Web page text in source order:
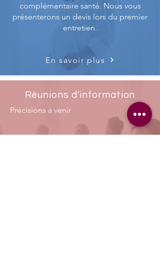
complémentaire santé. Nous vous
présenterons un devis lors du premier
entretien.
En savoir plus
Réunions d'information
Précisions à venir